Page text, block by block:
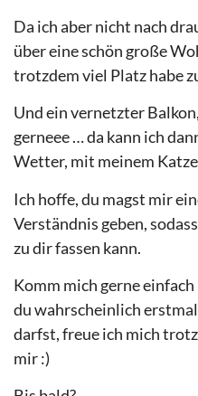
Da ich aber nicht nach
über eine schön große
trotzdem viel Platz habe
Und ein vernetzter
gerneee … da kann ich
Wetter, mit meinem
Ich hoffe, du magst mir
Verständnis geben,
zu dir fassen kann.
Komm mich gerne
du wahrscheinlich
darfst, freue ich mich
mir :)